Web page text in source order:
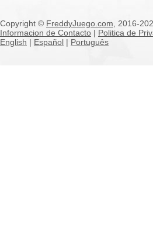
Copyright © FreddyJuego.com , 2016-
Informacion de Contacto | Politica de
English | Español | Português